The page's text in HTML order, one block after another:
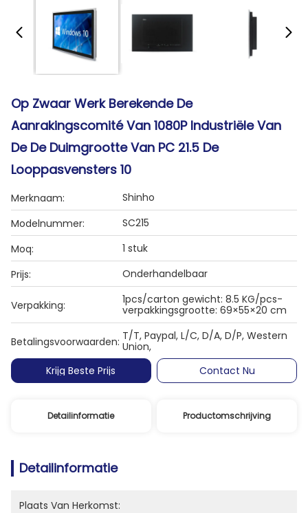
Op Zwaar Werk Berekende De
Aanrakingscomité Van 1080P Industriële Van
De De Duimgrootte Van PC 21.5 De
Looppasvensters 10
Merknaam:
Shinho
Modelnummer:
SC215
Moq:
1 stuk
Prijs:
Onderhandelbaar
Verpakking:
1pcs/carton gewicht: 8.5 KG/pcs-
verpakkingsgrootte: 69×55×20 cm
Betalingsvoorwaarden: T/T, Paypal, L/C, D/A, D/P, Western
Union,
Krijg Beste Prijs
Contact Nu
Detailinformatie Productomschrijving
Detailinformatie
Plaats Van Herkomst: